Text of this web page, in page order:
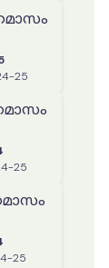
2024-25
2024-25
25